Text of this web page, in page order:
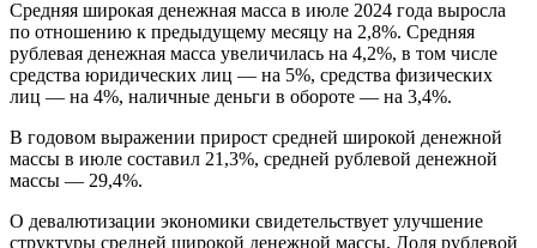
Средняя широкая денежная масса в июле 2024 года выросла
по отношению к предыдущему месяцу на 2,8%. Средняя
рублевая денежная масса увеличилась на 4,2%, в том числе
средства юридических лиц — на 5%, средства физических
лиц — на 4%, наличные деньги в обороте — на 3,4%.
В годовом выражении прирост средней широкой денежной
массы в июле составил 21,3%, средней рублевой денежной
массы — 29,4%.
О девалютизации экономики свидетельствует улучшение
структуры средней широкой денежной массы. Доля рублевой